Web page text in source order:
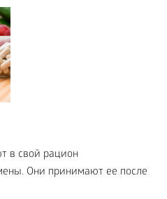
в свой рацион
Они принимают ее после